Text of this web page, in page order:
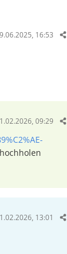
16:53
09:29
13:01